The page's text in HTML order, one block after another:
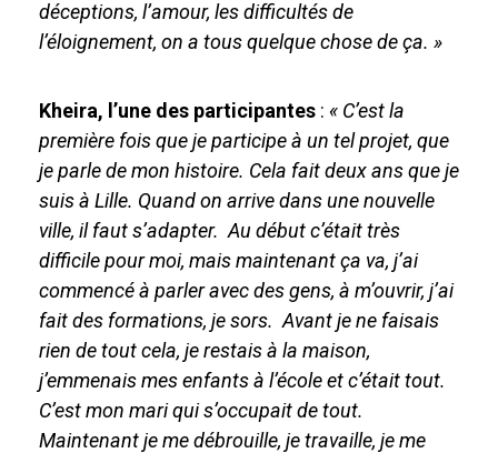
déceptions, l’amour, les difficultés de
l’éloignement, on a tous quelque chose de ça. »
Kheira, l’une des participantes : « C’est la
première fois que je participe à un tel projet, que
je parle de mon histoire. Cela fait deux ans que je
suis à Lille. Quand on arrive dans une nouvelle
ville, il faut s’adapter. Au début c’était très
difficile pour moi, mais maintenant ça va, j’ai
commencé à parler avec des gens, à m’ouvrir, j’ai
fait des formations, je sors. Avant je ne faisais
rien de tout cela, je restais à la maison,
j’emmenais mes enfants à l’école et c’était tout.
C’est mon mari qui s’occupait de tout.
Maintenant je me débrouille, je travaille, je me